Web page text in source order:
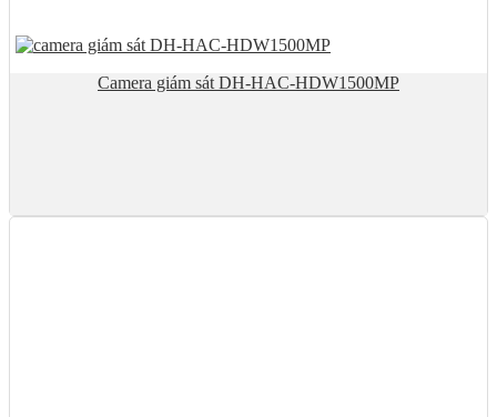
Camera giám sát DH-HAC-HDW1500MP